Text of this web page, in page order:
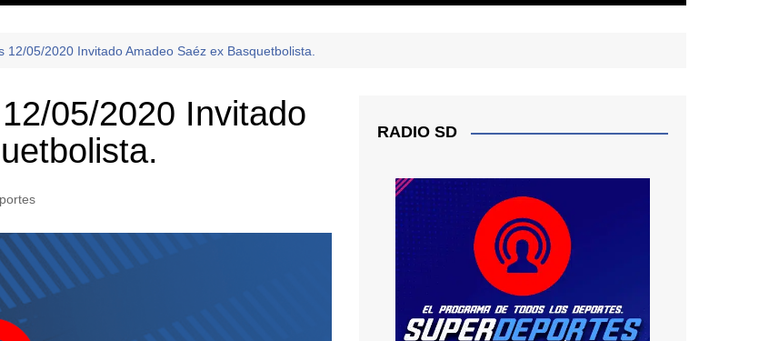
Asofutbol
Canal Rural
Liga Vecinal
Villa San Agustin
12/05/2020 Invitado Amadeo Saéz ex Basquetbolista.
05/2020 Invitado
RADIO SD